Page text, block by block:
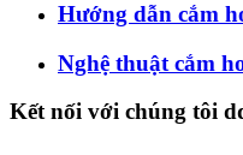
Hướng dẫn cắm
Nghệ thuật cắm
Kết nối với chúng tôi